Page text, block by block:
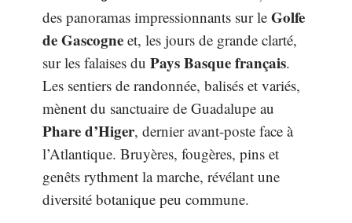
des panoramas impressionnants sur le Golfe
de Gascogne et, les jours de grande clarté,
sur les falaises du Pays Basque français.
Les sentiers de randonnée, balisés et variés,
mènent du sanctuaire de Guadalupe au
Phare d’Higer, dernier avant-poste face à
l’Atlantique. Bruyères, fougères, pins et
genêts rythment la marche, révélant une
diversité botanique peu commune.